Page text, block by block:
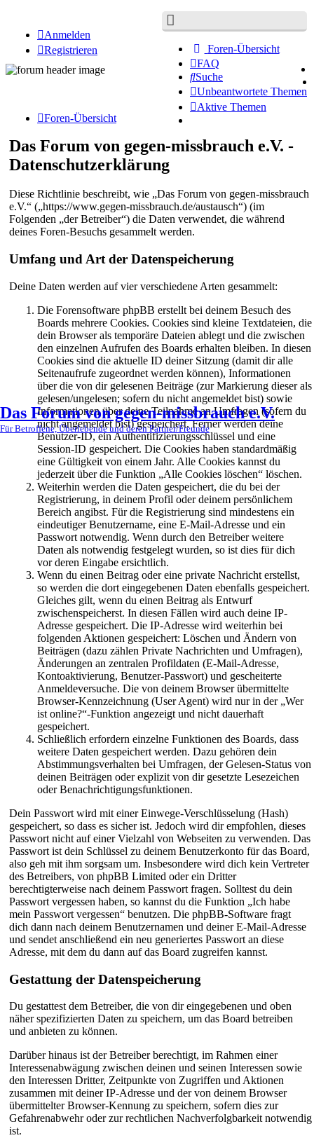
Foren-Übersicht
FAQ
Suche
Unbeantwortete Themen
Aktive Themen
Anmelden
Registrieren
Das Forum von gegen-missbrauch e.V.
Für Betroffene, Überlebende und deren Partner/Freunde
Foren-Übersicht
Das Forum von gegen-missbrauch e.V. -
Datenschutzerklärung
Diese Richtlinie beschreibt, wie „Das Forum von gegen-missbrauch
e.V.“ („https://www.gegen-missbrauch.de/austausch“) (im
Folgenden „der Betreiber“) die Daten verwendet, die während
deines Foren-Besuchs gesammelt werden.
Umfang und Art der Datenspeicherung
Deine Daten werden auf vier verschiedene Arten gesammelt:
Die Forensoftware phpBB erstellt bei deinem Besuch des
Boards mehrere Cookies. Cookies sind kleine Textdateien, die
dein Browser als temporäre Dateien ablegt und die zwischen
den einzelnen Aufrufen des Boards erhalten bleiben. In diesen
Cookies sind die aktuelle ID deiner Sitzung (damit dir alle
Seitenaufrufe zugeordnet werden können), Informationen
über die von dir gelesenen Beiträge (zur Markierung dieser als
gelesen/ungelesen; sofern du nicht angemeldet bist) sowie
Informationen über deine Teilnahme an Umfragen (sofern du
nicht angemeldet bist) gespeichert. Ferner werden deine
Benutzer-ID, ein Authentifizierungsschlüssel und eine
Session-ID gespeichert. Die Cookies haben standardmäßig
eine Gültigkeit von einem Jahr. Alle Cookies kannst du
jederzeit über die Funktion „Alle Cookies löschen“ löschen.
Weiterhin werden die Daten gespeichert, die du bei der
Registrierung, in deinem Profil oder deinem persönlichem
Bereich angibst. Für die Registrierung sind mindestens ein
eindeutiger Benutzername, eine E-Mail-Adresse und ein
Passwort notwendig. Wenn durch den Betreiber weitere
Daten als notwendig festgelegt wurden, so ist dies für dich
vor deren Eingabe ersichtlich.
Wenn du einen Beitrag oder eine private Nachricht erstellst,
so werden die dort eingegebenen Daten ebenfalls gespeichert.
Gleiches gilt, wenn du einen Beitrag als Entwurf
zwischenspeicherst. In diesen Fällen wird auch deine IP-
Adresse gespeichert. Die IP-Adresse wird weiterhin bei
folgenden Aktionen gespeichert: Löschen und Ändern von
Beiträgen (dazu zählen Private Nachrichten und Umfragen),
Änderungen an zentralen Profildaten (E-Mail-Adresse,
Kontoaktivierung, Benutzer-Passwort) und gescheiterte
Anmeldeversuche. Die von deinem Browser übermittelte
Browser-Kennzeichnung (User Agent) wird nur in der „Wer
ist online?“-Funktion angezeigt und nicht dauerhaft
gespeichert.
Schließlich erfordern einzelne Funktionen des Boards, dass
weitere Daten gespeichert werden. Dazu gehören dein
Abstimmungsverhalten bei Umfragen, der Gelesen-Status von
deinen Beiträgen oder explizit von dir gesetzte Lesezeichen
oder Benachrichtigungsfunktionen.
Dein Passwort wird mit einer Einwege-Verschlüsselung (Hash)
gespeichert, so dass es sicher ist. Jedoch wird dir empfohlen, dieses
Passwort nicht auf einer Vielzahl von Webseiten zu verwenden. Das
Passwort ist dein Schlüssel zu deinem Benutzerkonto für das Board,
also geh mit ihm sorgsam um. Insbesondere wird dich kein Vertreter
des Betreibers, von phpBB Limited oder ein Dritter
berechtigterweise nach deinem Passwort fragen. Solltest du dein
Passwort vergessen haben, so kannst du die Funktion „Ich habe
mein Passwort vergessen“ benutzen. Die phpBB-Software fragt
dich dann nach deinem Benutzernamen und deiner E-Mail-Adresse
und sendet anschließend ein neu generiertes Passwort an diese
Adresse, mit dem du dann auf das Board zugreifen kannst.
Gestattung der Datenspeicherung
Du gestattest dem Betreiber, die von dir eingegebenen und oben
näher spezifizierten Daten zu speichern, um das Board betreiben
und anbieten zu können.
Darüber hinaus ist der Betreiber berechtigt, im Rahmen einer
Interessenabwägung zwischen deinen und seinen Interessen sowie
den Interessen Dritter, Zeitpunkte von Zugriffen und Aktionen
zusammen mit deiner IP-Adresse und der von deinem Browser
übermittelter Browser-Kennung zu speichern, sofern dies zur
Gefahrenabwehr oder zur rechtlichen Nachverfolgbarkeit notwendig
ist.